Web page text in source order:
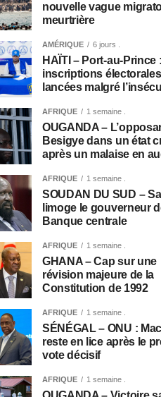
nouvelle vague
meurtrière
AMÉRIQUE 6 jours .
HAÏTI – Port-au-Prince
inscriptions électorales
lancées malgré
AFRIQUE 1 semaine .
OUGANDA –
Besigye dans un état
après un malaise en
AFRIQUE 1 semaine .
SOUDAN DU SUD –
limoge le gouverneur
Banque centrale
AFRIQUE 1 semaine .
GHANA – Cap sur une
révision majeure de la
Constitution de 1992
AFRIQUE 1 semaine .
SÉNÉGAL – ONU :
reste en lice après le
vote décisif
AFRIQUE 1 semaine .